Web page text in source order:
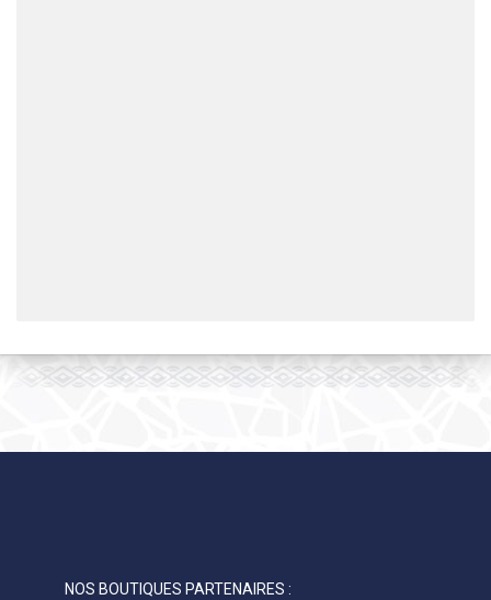
NOS BOUTIQUES PARTENAIRES :